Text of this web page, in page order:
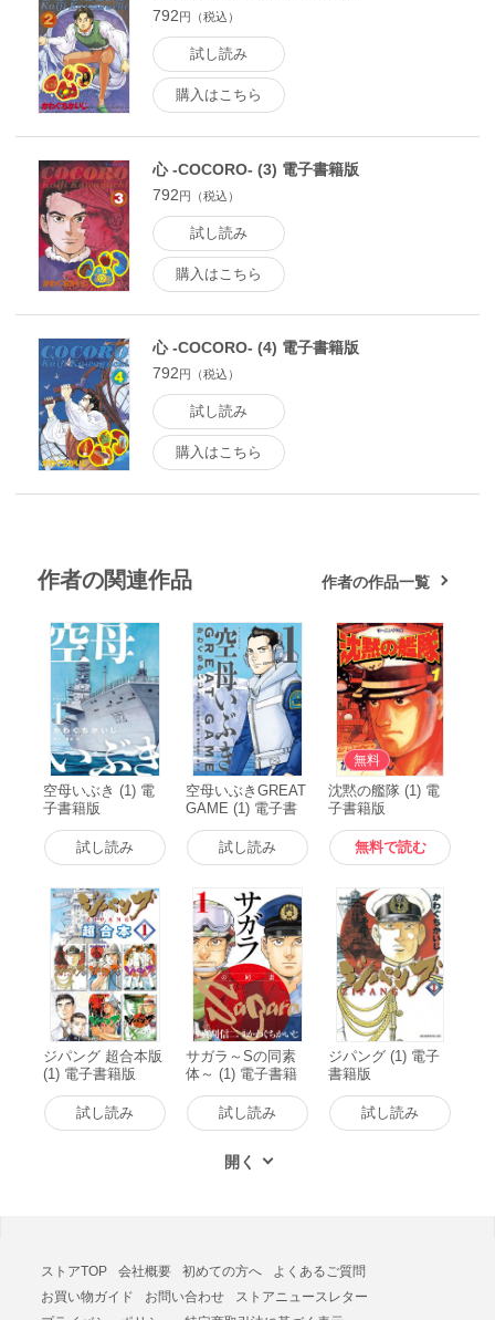
792円（税込）
試し読み
購入はこちら
心 -COCORO- (3) 電子書籍版
792円（税込）
試し読み
購入はこちら
心 -COCORO- (4) 電子書籍版
792 円（税込）
試し読み
購入はこちら
作者の関連作品 作者の作品一覧
空母いぶき (1) 電
子書籍版
試し読み
空母いぶきGREAT
GAME (1) 電子書
籍版
試し読み
無料
沈黙の艦隊 (1) 電
子書籍版
無料で読む
ジパング 超合本版
(1) 電子書籍版
試し読み
サガラ～Sの同素
体～ (1) 電子書籍
試し読み
ジパング (1) 電子
書籍版
試し読み
ストアTOP 会社概要 初めての方へ
よくあるご質問
お買い物ガイド
お問い合わせ
ストアニュースレター